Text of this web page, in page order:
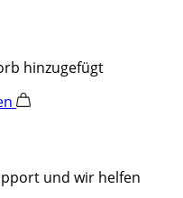
hinzugefügt
und wir helfen